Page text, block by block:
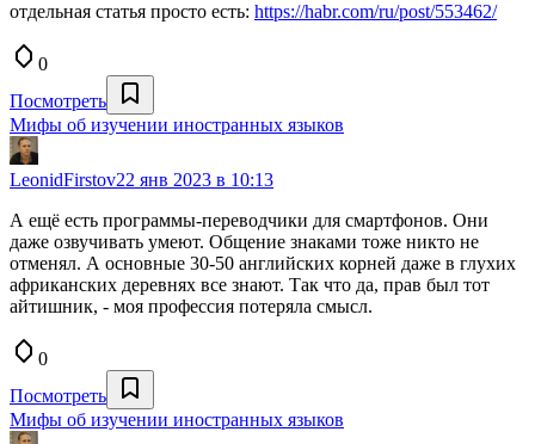
отдельная статья просто есть: https://habr.com/ru/post/553462/
0
Посмотреть
Мифы об изучении иностранных языков
LeonidFirstov22 янв 2023 в 10:13
А ещё есть программы-переводчики для смартфонов. Они
даже озвучивать умеют. Общение знаками тоже никто не
отменял. А основные 30-50 английских корней даже в глухих
африканских деревнях все знают. Так что да, прав был тот
айтишник, - моя профессия потеряла смысл.
0
Посмотреть
Мифы об изучении иностранных языков